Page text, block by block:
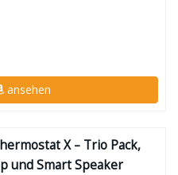
ansehen
X – Trio Pack,
und Smart Speaker